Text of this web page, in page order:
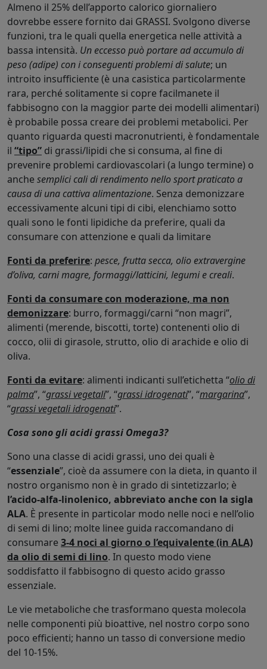
Almeno il 25% dell’apporto calorico giornaliero
dovrebbe essere fornito dai GRASSI. Svolgono diverse
funzioni, tra le quali quella energetica nelle attività a
bassa intensità. Un eccesso può portare ad accumulo di
peso (adipe) con i conseguenti problemi di salute; un
introito insufficiente (è una casistica particolarmente
rara, perché solitamente si copre facilmanete il
fabbisogno con la maggior parte dei modelli alimentari)
è probabile possa creare dei problemi metabolici. Per
quanto riguarda questi macronutrienti, è fondamentale
il “tipo” di grassi/lipidi che si consuma, al fine di
prevenire problemi cardiovascolari (a lungo termine) o
anche semplici cali di rendimento nello sport praticato a
causa di una cattiva alimentazione. Senza demonizzare
eccessivamente alcuni tipi di cibi, elenchiamo sotto
quali sono le fonti lipidiche da preferire, quali da
consumare con attenzione e quali da limitare
Fonti da preferire: pesce, frutta secca, olio extravergine
d’oliva, carni magre, formaggi/latticini, legumi e creali.
Fonti da consumare con moderazione, ma non
demonizzare: burro, formaggi/carni “non magri”,
alimenti (merende, biscotti, torte) contenenti olio di
cocco, olii di girasole, strutto, olio di arachide e olio di
oliva.
Fonti da evitare: alimenti indicanti sull’etichetta “olio di
palma”, “grassi vegetali”, “grassi idrogenati”, “margarina”,
“grassi vegetali idrogenati”.
Cosa sono gli acidi grassi Omega3?
Sono una classe di acidi grassi, uno dei quali è
“essenziale”, cioè da assumere con la dieta, in quanto il
nostro organismo non è in grado di sintetizzarlo; è
l’acido-alfa-linolenico, abbreviato anche con la sigla
ALA. È presente in particolar modo nelle noci e nell’olio
di semi di lino; molte linee guida raccomandano di
consumare 3-4 noci al giorno o l’equivalente (in ALA)
da olio di semi di lino. In questo modo viene
soddisfatto il fabbisogno di questo acido grasso
essenziale.
Le vie metaboliche che trasformano questa molecola
nelle componenti più bioattive, nel nostro corpo sono
poco efficienti; hanno un tasso di conversione medio
del 10-15%.